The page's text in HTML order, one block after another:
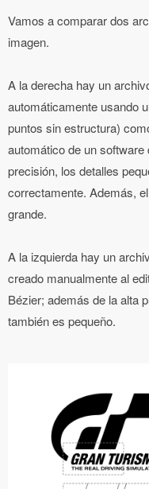
Vamos a comparar dos
imagen.
A la derecha hay un
automáticamente usando
puntos sin estructura)
automático de un
precisión, los detalles
correctamente. Además,
grande.
A la izquierda hay un
creado manualmente al
Bézier; además de la alta
también es pequeño.